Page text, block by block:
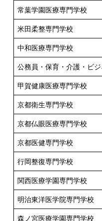
常葉学園医療専門学校
米田柔整専門学校
中和医療専門学校
公務員・保育・介護・ビ
甲賀健康医療専門学校
京都衛生専門学校
京都仏眼医療専門学校
京都医健専門学校
行岡整復専門学校
関西医療学園専門学校
明治東洋医学院専門学校
森ノ宮医療学園専門学校